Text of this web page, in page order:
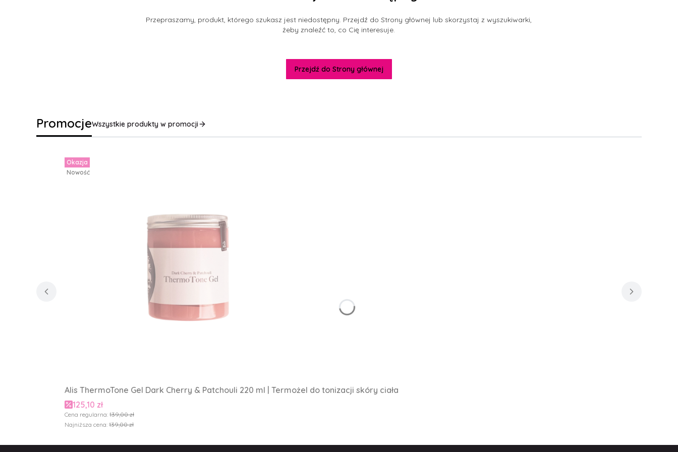
Przepraszamy, produkt, którego szukasz jest niedostępny. Przejdź do Strony głównej lub skorzystaj z wyszukiwarki,
żeby znaleźć to, co Cię interesuje.
Przejdź do Strony głównej
PromocjeWszystkie produkty w promocji
Okazja
Nowość
Alis ThermoTone Gel Dark Cherry & Patchouli 220 ml | Termożel do tonizacji skóry ciała
Cena promocyjna
125,10 zł
Cena regularna: 139,00 zł
Najniższa cena: 139,00 zł